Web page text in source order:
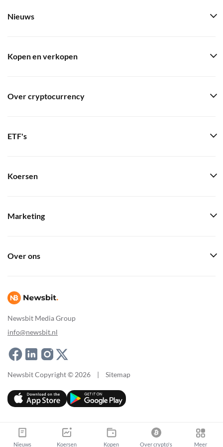
Newsbit Media Group
info@newsbit.nl
Nieuws
Kopen en verkopen
Over cryptocurrency
ETF's
Koersen
Marketing
Over ons
Newsbit Copyright © 2026 | Sitemap
Nieuws Koersen Kopen Over crypto's Meer